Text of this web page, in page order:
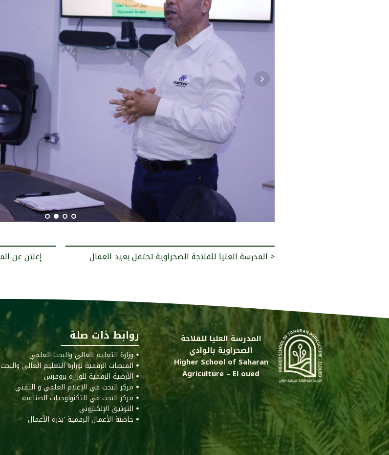
المدرسة العليا للفلاحة الصحراوية تحتفل بعيد العمال >
المدرسة العليا للفلاحة
الصحراوية بالوادي
Higher School of Saharan
Agriculture – El oued
روابط ذات صلة
ꔷ وزارة التعليم العالي والبحث العلمي
ꔷ المنصات الرقمية لوزارة التعليم العالي والبحث العلم
ꔷ الأرضية الرقمية للوزارة بروقرس
ꔷ مركز البحث في الإعلام العلمي و التقني
ꔷ مركز البحث في التكنولوجيات الصناعية
ꔷ التوثيق الإلكتروني
ꔷ حاضنة الأعمال الرقمية 'بذرة الأعمال'